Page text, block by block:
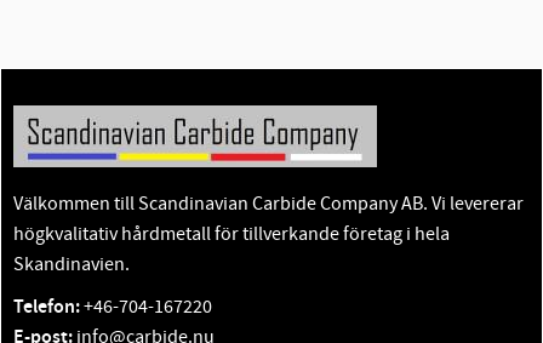
Välkommen till Scandinavian Carbide Company AB. Vi levererar
högkvalitativ hårdmetall för tillverkande företag i hela
Skandinavien.
Telefon:+46-704-167220
E-post: info@carbide.nu